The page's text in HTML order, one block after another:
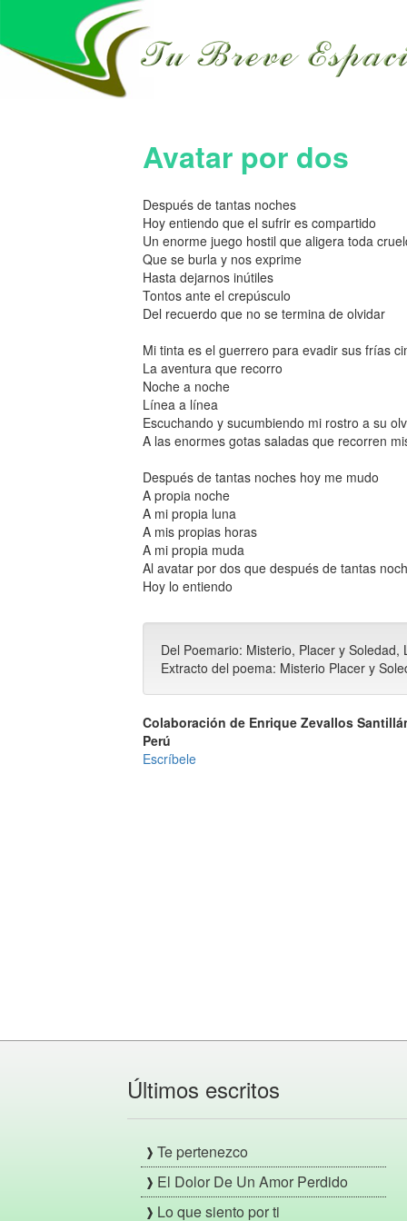
Avatar por dos
Después de tantas noches
Hoy entiendo que el sufrir es compartido
Un enorme juego hostil que aligera toda
Que se burla y nos exprime
Hasta dejarnos inútiles
Tontos ante el crepúsculo
Del recuerdo que no se termina de olvidar
Mi tinta es el guerrero para evadir sus frías
La aventura que recorro
Noche a noche
Línea a línea
Escuchando y sucumbiendo mi rostro a su
A las enormes gotas saladas que recorren
Después de tantas noches hoy me mudo
A propia noche
A mi propia luna
A mis propias horas
A mi propia muda
Al avatar por dos que después de tantas
Hoy lo entiendo
Del Poemario: Misterio, Placer y
Extracto del poema: Misterio Placer y
Colaboración de Enrique Zevallos
Perú
Escríbele
Últimos escritos
Te pertenezco
El Dolor De Un Amor Perdido
Lo que siento por ti